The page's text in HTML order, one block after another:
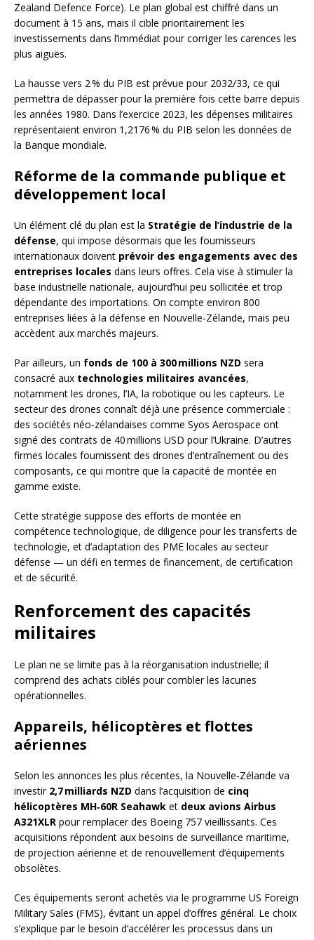
Zealand Defence Force). Le plan global est chiffré dans un
document à 15 ans, mais il cible prioritairement les
investissements dans l’immédiat pour corriger les carences les
plus aiguës.
La hausse vers 2 % du PIB est prévue pour 2032/33, ce qui
permettra de dépasser pour la première fois cette barre depuis
les années 1980. Dans l’exercice 2023, les dépenses militaires
représentaient environ 1,2176 % du PIB selon les données de
la Banque mondiale.
Réforme de la commande publique et
développement local
Un élément clé du plan est la Stratégie de l’industrie de la
défense, qui impose désormais que les fournisseurs
internationaux doivent prévoir des engagements avec des
entreprises locales dans leurs offres. Cela vise à stimuler la
base industrielle nationale, aujourd’hui peu sollicitée et trop
dépendante des importations. On compte environ 800
entreprises liées à la défense en Nouvelle‑Zélande, mais peu
accèdent aux marchés majeurs.
Par ailleurs, un fonds de 100 à 300 millions NZD sera
consacré aux technologies militaires avancées,
notamment les drones, l’IA, la robotique ou les capteurs. Le
secteur des drones connaît déjà une présence commerciale :
des sociétés néo‑zélandaises comme Syos Aerospace ont
signé des contrats de 40 millions USD pour l’Ukraine. D’autres
firmes locales fournissent des drones d’entraînement ou des
composants, ce qui montre que la capacité de montée en
gamme existe.
Cette stratégie suppose des efforts de montée en
compétence technologique, de diligence pour les transferts de
technologie, et d’adaptation des PME locales au secteur
défense — un défi en termes de financement, de certification
et de sécurité.
Renforcement des capacités
militaires
Le plan ne se limite pas à la réorganisation industrielle; il
comprend des achats ciblés pour combler les lacunes
opérationnelles.
Appareils, hélicoptères et flottes
aériennes
Selon les annonces les plus récentes, la Nouvelle‑Zélande va
investir 2,7 milliards NZD dans l’acquisition de cinq
hélicoptères MH‑60R Seahawk et deux avions Airbus
A321XLR pour remplacer des Boeing 757 vieillissants. Ces
acquisitions répondent aux besoins de surveillance maritime,
de projection aérienne et de renouvellement d’équipements
obsolètes.
Ces équipements seront achetés via le programme US Foreign
Military Sales (FMS), évitant un appel d’offres général. Le choix
s’explique par le besoin d’accélérer les processus dans un